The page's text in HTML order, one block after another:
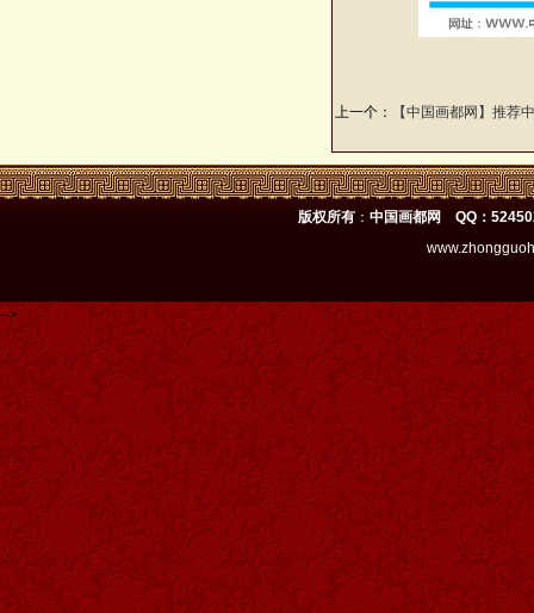
上一个： 【中国画都网】推荐
版权所有 ： 中国画都网 QQ：
-->